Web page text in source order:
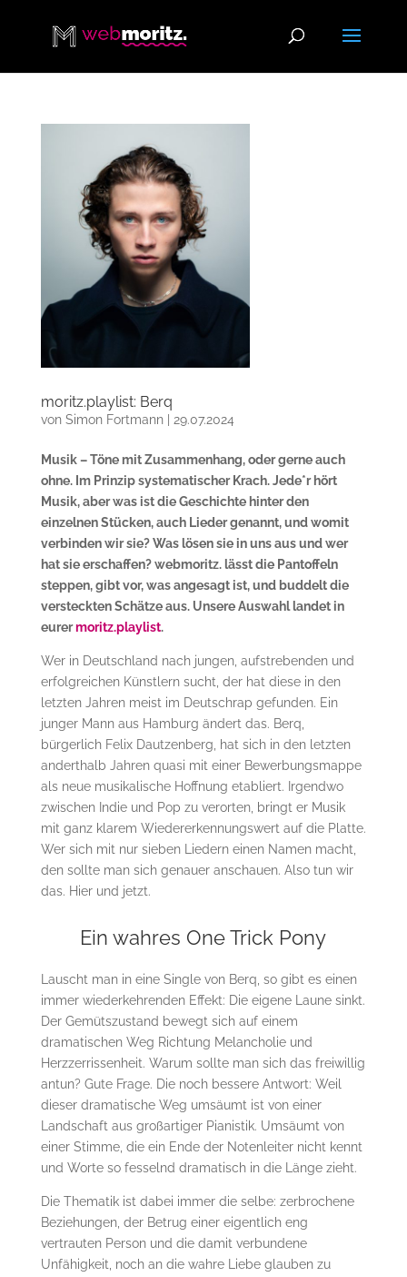
moritz.playlist: Berq
von Simon Fortmann| 29.07.2024
Musik – Töne mit Zusammenhang, oder gerne auch
ohne. Im Prinzip systematischer Krach. Jede*r hört
Musik, aber was ist die Geschichte hinter den
einzelnen Stücken, auch Lieder genannt, und womit
verbinden wir sie? Was lösen sie in uns aus und wer
hat sie erschaffen? webmoritz. lässt die Pantoffeln
steppen, gibt vor, was angesagt ist, und buddelt die
versteckten Schätze aus. Unsere Auswahl landet in
eurermoritz.playlist.
Wer in Deutschland nach jungen, aufstrebenden und
erfolgreichen Künstlern sucht, der hat diese in den
letzten Jahren meist im Deutschrap gefunden. Ein
junger Mann aus Hamburg ändert das. Berq,
bürgerlich Felix Dautzenberg, hat sich in den letzten
anderthalb Jahren quasi mit einer Bewerbungsmappe
als neue musikalische Hoffnung etabliert. Irgendwo
zwischen Indie und Pop zu verorten, bringt er Musik
mit ganz klarem Wiedererkennungswert auf die Platte.
Wer sich mit nur sieben Liedern einen Namen macht,
den sollte man sich genauer anschauen. Also tun wir
das. Hier und jetzt.
Ein wahres One Trick Pony
Lauscht man in eine Single von Berq, so gibt es einen
immer wiederkehrenden Effekt: Die eigene Laune sinkt.
Der Gemütszustand bewegt sich auf einem
dramatischen Weg Richtung Melancholie und
Herzzerrissenheit. Warum sollte man sich das freiwillig
antun? Gute Frage. Die noch bessere Antwort: Weil
dieser dramatische Weg umsäumt ist von einer
Landschaft aus großartiger Pianistik. Umsäumt von
einer Stimme, die ein Ende der Notenleiter nicht kennt
und Worte so fesselnd dramatisch in die Länge zieht.
Die Thematik ist dabei immer die selbe: zerbrochene
Beziehungen, der Betrug einer eigentlich eng
vertrauten Person und die damit verbundene
Unfähigkeit, noch an die wahre Liebe glauben zu